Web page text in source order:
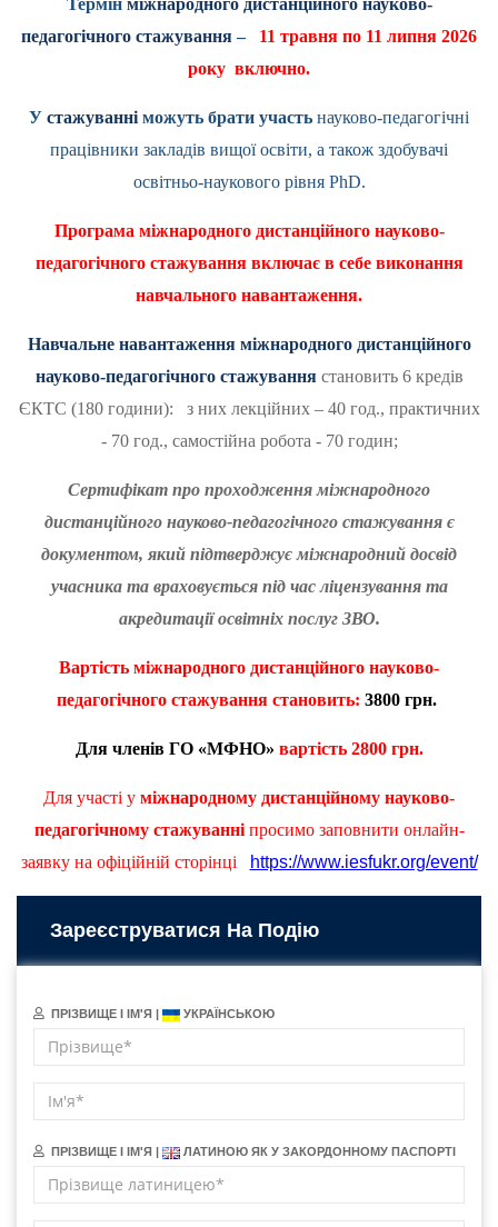
Термін міжнародного дистанційного науково-
педагогічного стажування–
11 травня по 11 липня 2026
року включно.
У стажуванні можуть брати участь науково-педагогічні
працівники закладів вищої освіти, а також здобувачі
освітньо-наукового рівня PhD.
Програма міжнародного дистанційного науково-
педагогічного стажування включає в себе виконання
навчального навантаження.
Навчальне навантаження міжнародного дистанційного
науково-педагогічного стажування становить 6 кредів
ЄКТС (180 години): з них лекційних – 40 год., практичних
- 70 год., самостійна робота - 70 годин;
Сертифікат про проходження міжнародного
дистанційного науково-педагогічного стажування є
документом, який підтверджує міжнародний досвід
учасника та враховується під час ліцензування та
акредитації освітніх послуг ЗВО.
Вартість міжнародного дистанційного науково-
педагогічного стажування становить: 3800 грн.
Для членів ГО «МФНО» вартість 2800 грн.
Для участі у міжнародному дистанційному науково-
педагогічному стажуванні просимо заповнити онлайн-
заявку на офіційній сторінці
https://www.iesfukr.org/event/
Зареєструватися На Подію
ПРІЗВИЩЕ І ІМ'Я | УКРАЇНСЬКОЮ
ПРІЗВИЩЕ І ІМ'Я | ЛАТИНОЮ ЯК У ЗАКОРДОННОМУ ПАСПОРТІ